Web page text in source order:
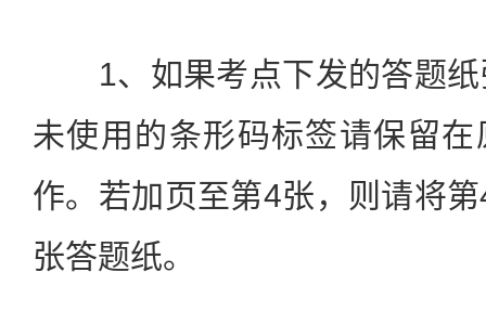
1、如果考点下发的答题纸
未使用的条形码标签请保留
作。若加页至第4张，则请将
张答题纸。